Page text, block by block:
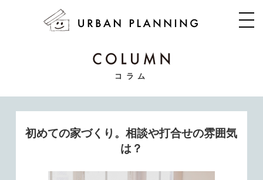
コラム
初めての家づくり。相談や打合せの雰囲気
は？